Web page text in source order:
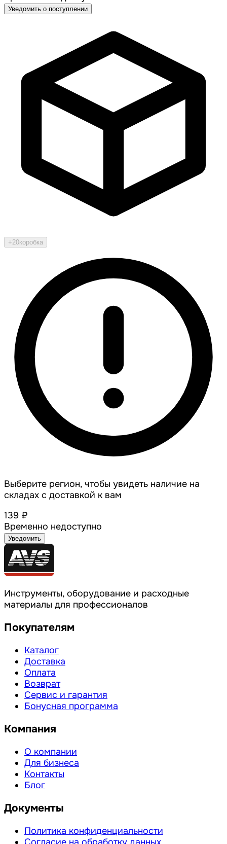
Уведомить о поступлении
+20коробка
Выберите регион, чтобы увидеть наличие на
складах с доставкой к вам
139 ₽
Временно недоступно
Уведомить
Инструменты, оборудование и расходные
материалы для профессионалов
Покупателям
Каталог
Доставка
Оплата
Возврат
Сервис и гарантия
Бонусная программа
Компания
О компании
Для бизнеса
Контакты
Блог
Документы
Политика конфиденциальности